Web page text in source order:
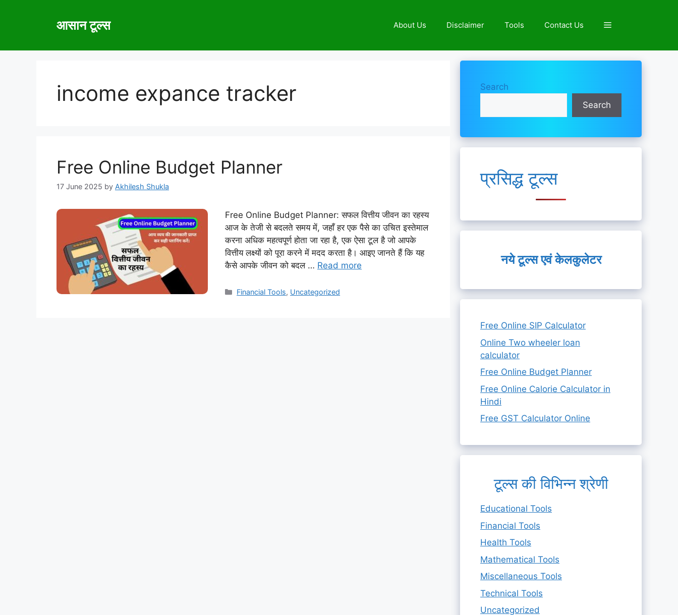
आसान टूल्स About Us Disclaimer Tools Contact Us
income expance tracker
Free Online Budget Planner
17 June 2025 by Akhilesh Shukla
Free Online Budget Planner: सफल वित्तीय जीवन का रहस्य
आज के तेजी से बदलते समय में, जहाँ हर एक पैसे का उचित इस्तेमाल
करना अधिक महत्वपूर्ण होता जा रहा है, एक ऐसा टूल है जो आपके
वित्तीय लक्ष्यों को पूरा करने में मदद करता है। आइए जानते हैं कि यह
कैसे आपके जीवन को बदल … Read more
Categories
Financial Tools, Uncategorized
Search
Search
प्रसिद्ध टूल्स
नये टूल्स एवं केलकुलेटर
Free Online SIP Calculator
Online Two wheeler loan
calculator
Free Online Budget Planner
Free Online Calorie Calculator in
Hindi
Free GST Calculator Online
टूल्स की विभिन्न श्रेणी
Educational Tools
Financial Tools
Health Tools
Mathematical Tools
Miscellaneous Tools
Technical Tools
Uncategorized